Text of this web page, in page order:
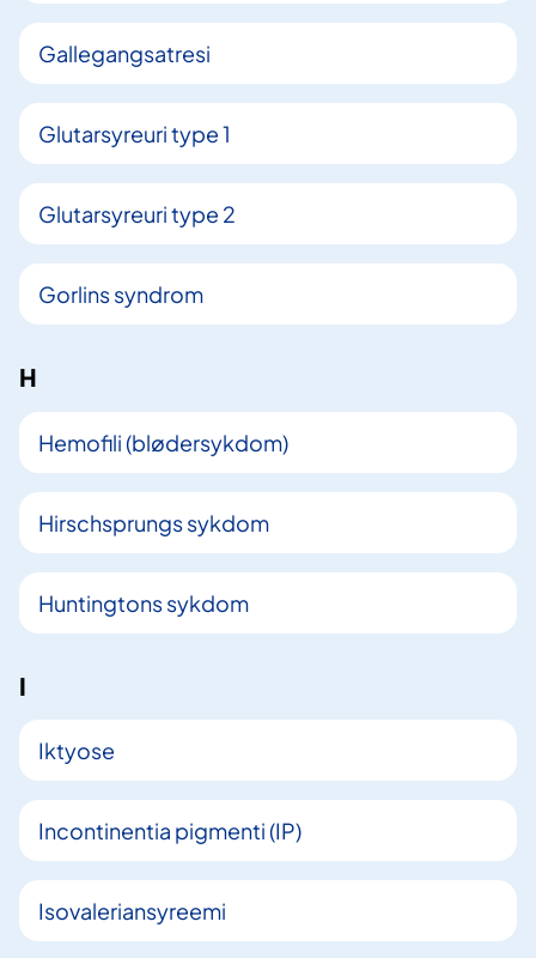
Gallegangsatresi
Glutarsyreuri type 1
Glutarsyreuri type 2
Gorlins syndrom
H
Hemofili (blødersykdom)
Hirschsprungs sykdom
Huntingtons sykdom
I
Iktyose
Incontinentia pigmenti (IP)
Isovaleriansyreemi